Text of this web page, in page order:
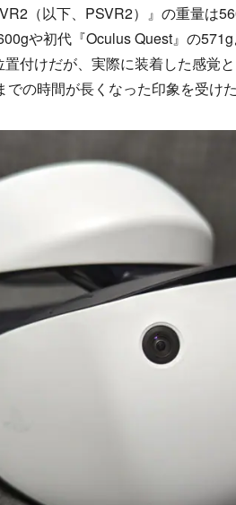
（以下、PSVR2）』の重量は
や初代『Oculus Quest』の
付けだが、実際に装着した感覚
の時間が長くなった印象を受けた